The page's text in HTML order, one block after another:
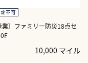
業〕ファミリー防災18点セ
10,000 マイル